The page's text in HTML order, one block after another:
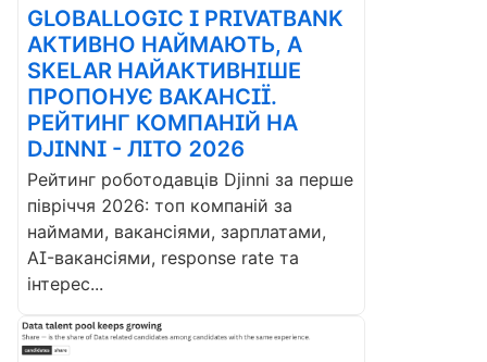
GLOBALLOGIC І PRIVATBANK
АКТИВНО НАЙМАЮТЬ, А
SKELAR НАЙАКТИВНІШЕ
ПРОПОНУЄ ВАКАНСІЇ.
РЕЙТИНГ КОМПАНІЙ НА
DJINNI - ЛІТО 2026
Рейтинг роботодавців Djinni за перше
півріччя 2026: топ компаній за
наймами, вакансіями, зарплатами,
AI-вакансіями, response rate та
інтерес...